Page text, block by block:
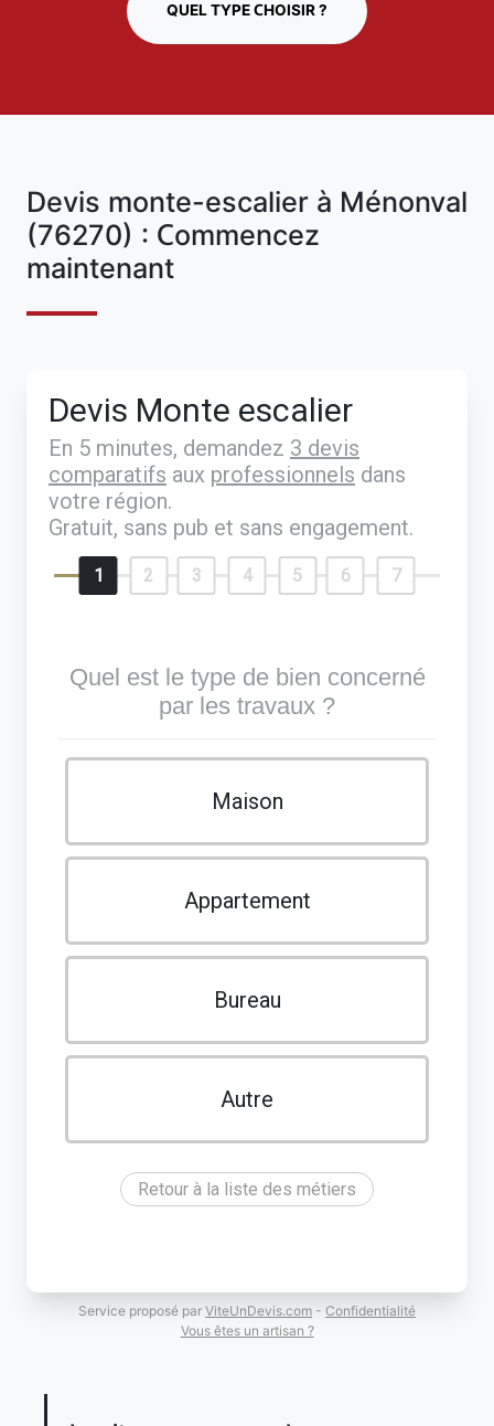
QUEL TYPE CHOISIR ?
Devis monte-escalier à Ménonval
(76270) : Commencez
maintenant
Devis Monte escalier
En 5 minutes, demandez 3 devis
comparatifs aux professionnels dans
votre région.
Gratuit, sans pub et sans engagement.
1 2 3 4 5 6 7
Quel est le type de bien concerné
par les travaux ?
Maison
Appartement
Bureau
Autre
Retour à la liste des métiers
Service proposé par ViteUnDevis.com - Confidentialité
Vous êtes un artisan ?